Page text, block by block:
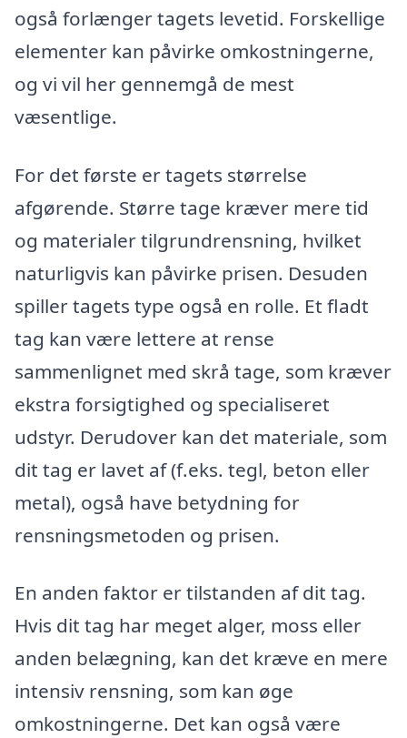
også forlænger tagets levetid. Forskellige
elementer kan påvirke omkostningerne,
og vi vil her gennemgå de mest
væsentlige.
For det første er tagets størrelse
afgørende. Større tage kræver mere tid
og materialer tilgrundrensning, hvilket
naturligvis kan påvirke prisen. Desuden
spiller tagets type også en rolle. Et fladt
tag kan være lettere at rense
sammenlignet med skrå tage, som kræver
ekstra forsigtighed og specialiseret
udstyr. Derudover kan det materiale, som
dit tag er lavet af (f.eks. tegl, beton eller
metal), også have betydning for
rensningsmetoden og prisen.
En anden faktor er tilstanden af dit tag.
Hvis dit tag har meget alger, moss eller
anden belægning, kan det kræve en mere
intensiv rensning, som kan øge
omkostningerne. Det kan også være